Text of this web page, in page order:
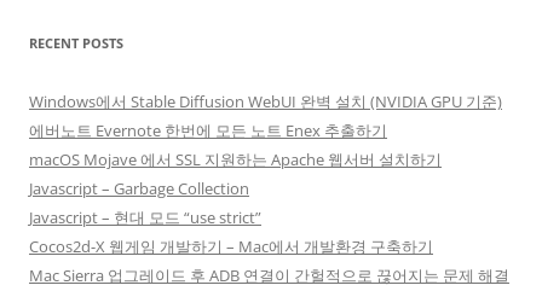
RECENT POSTS
Windows에서 Stable Diffusion WebUI 완벽 설치 (NVIDIA GPU 기준)
에버노트 Evernote 한번에 모든 노트 Enex 추출하기
macOS Mojave 에서 SSL 지원하는 Apache 웹서버 설치하기
Javascript – Garbage Collection
Javascript – 현대 모드 “use strict”
Cocos2d-X 웹게임 개발하기 – Mac에서 개발환경 구축하기
Mac Sierra 업그레이드 후 ADB 연결이 간헐적으로 끊어지는 문제 해결